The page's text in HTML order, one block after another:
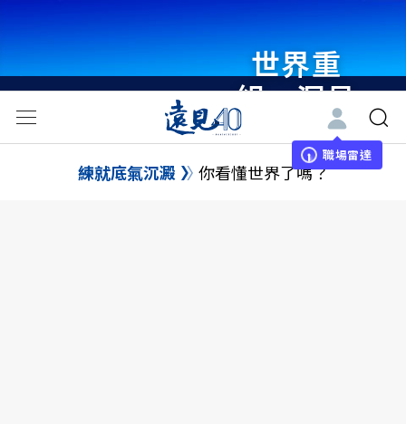
世界重
組・洞見
未來 與
世界領袖
職場雷達
練就底氣沉澱 你看懂世界了嗎？